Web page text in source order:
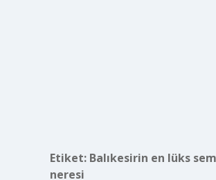
Etiket: Balıkesirin en lüks
neresi